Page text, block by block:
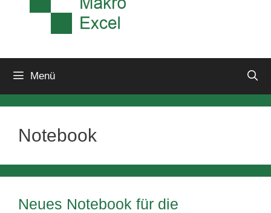
Menü
Notebook
Neues Notebook für die